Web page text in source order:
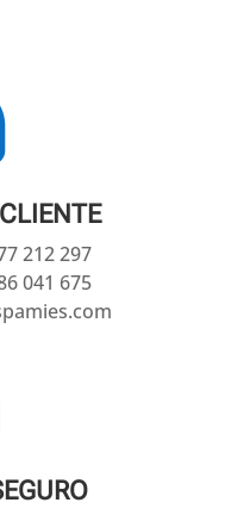
212 297
041 675